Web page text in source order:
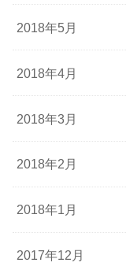
2018年5月
2018年4月
2018年3月
2018年2月
2018年1月
2017年12月